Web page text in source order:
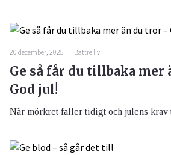
20 december, 2025 Bättre liv
Ge så får du tillbaka mer
God jul!
När mörkret faller tidigt och julens krav